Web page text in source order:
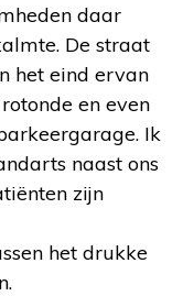
daar
De straat
het eind ervan
en even
Ik
naast ons
zijn
het drukke